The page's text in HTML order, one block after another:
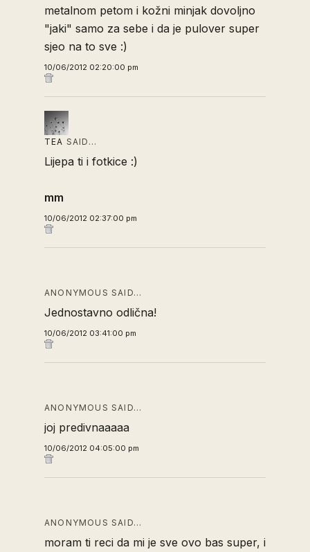
metalnom petom i kožni minjak dovoljno
"jaki" samo za sebe i da je pulover super
sjeo na to sve :)
10/06/2012 02:20:00 pm
TEA SAID…
Lijepa ti i fotkice :)
mm
10/06/2012 02:37:00 pm
ANONYMOUS SAID…
Jednostavno odlična!
10/06/2012 03:41:00 pm
ANONYMOUS SAID…
joj predivnaaaaa
10/06/2012 04:05:00 pm
ANONYMOUS SAID…
moram ti reci da mi je sve ovo bas super, i